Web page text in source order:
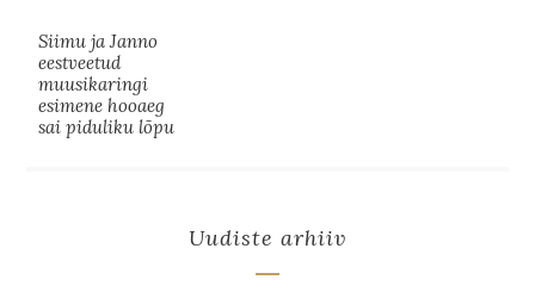
Siimu ja Janno
eestveetud
muusikaringi
esimene hooaeg
sai piduliku lõpu
Uudiste arhiiv